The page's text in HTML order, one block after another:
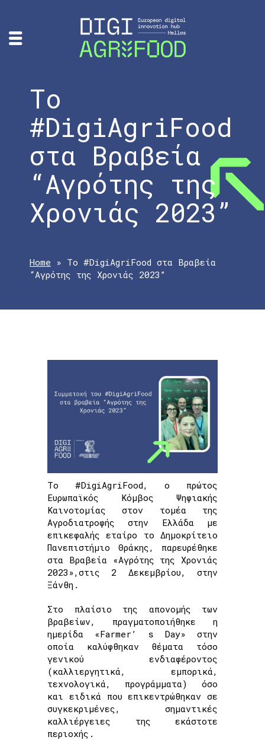
Το
#DigiAgriFood
στα Βραβεία
“Αγρότης της
Χρονιάς 2023”
Home » Το #DigiAgriFood στα Βραβεία
“Αγρότης της Χρονιάς 2023”
Το #DigiAgriFood, ο πρώτος
Ευρωπαϊκός Κόμβος Ψηφιακής
Καινοτομίας στον τομέα της
Αγροδιατροφής στην Ελλάδα με
επικεφαλής εταίρο το Δημοκρίτειο
Πανεπιστήμιο Θράκης, παρευρέθηκε
στα Βραβεία «Αγρότης της Χρονιάς
2023»,στις 2 Δεκεμβρίου, στην
Ξάνθη.
Στο πλαίσιο της απονομής των
βραβείων, πραγματοποιήθηκε η
ημερίδα «Farmer’ s Day» στην
οποία καλύφθηκαν θέματα τόσο
γενικού ενδιαφέροντος
(καλλιεργητικά, εμπορικά,
τεχνολογικά, προγράμματα) όσο
και ειδικά που επικεντρώθηκαν σε
συγκεκριμένες, σημαντικές
καλλιέργειες της εκάστοτε
περιοχής.